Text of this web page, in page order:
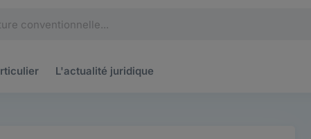
L'actualité juridique